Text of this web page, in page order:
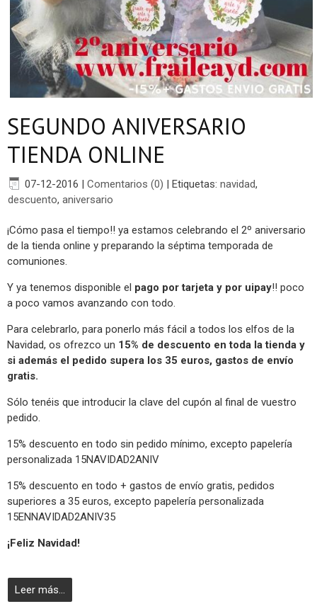
SEGUNDO ANIVERSARIO
TIENDA ONLINE
07-12-2016 | Comentarios (0) | Etiquetas: navidad,
descuento, aniversario
¡Cómo pasa el tiempo!! ya estamos celebrando el 2º aniversario
de la tienda online y preparando la séptima temporada de
comuniones.
Y ya tenemos disponible el pago por tarjeta y por uipay!! poco
a poco vamos avanzando con todo.
Para celebrarlo, para ponerlo más fácil a todos los elfos de la
Navidad, os ofrezco un 15% de descuento en toda la tienda y
si además el pedido supera los 35 euros, gastos de envío
gratis.
Sólo tenéis que introducir la clave del cupón al final de vuestro
pedido.
15% descuento en todo sin pedido mínimo, excepto papelería
personalizada 15NAVIDAD2ANIV
15% descuento en todo + gastos de envío gratis, pedidos
superiores a 35 euros, excepto papelería personalizada
15ENNAVIDAD2ANIV35
¡Feliz Navidad!
Leer más...